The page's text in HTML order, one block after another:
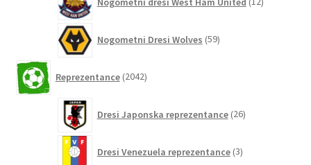
izdelkov
Nogometni Dresi Wolves 59izdelkov
Reprezentance 2042izdelkov
Dresi Japonska reprezentance 26izdelkov
Dresi Venezuela reprezentance 3izdelki